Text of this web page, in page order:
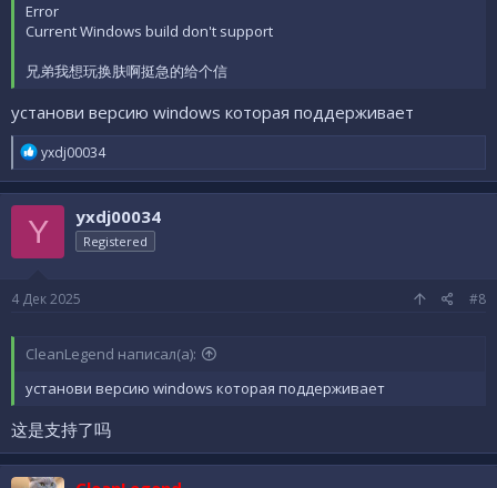
Error
Current Windows build don't support
兄弟我想玩换肤啊挺急的给个信
установи версию windows которая поддерживает
Р
е
а
к
ц
и
и
yxdj00034
Y yxdj00034
Registered
4 Дек 2025 #8
CleanLegend написал(а):
установи версию windows которая поддерживает
这是支持了吗